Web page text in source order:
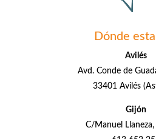
Dónde
Avilés
Avd. Conde de
33401 Avilés
Gijón
C/Manuel